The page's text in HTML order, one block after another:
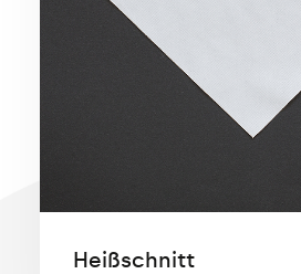
Heißschnitt